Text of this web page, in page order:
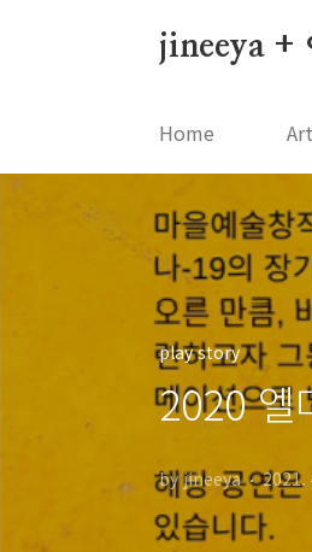
jineeya +
Home
play story
2020 엘
by jineeya 2021.